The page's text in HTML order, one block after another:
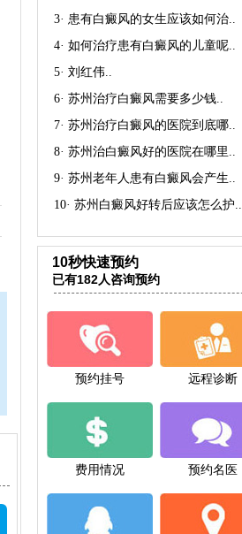
3· 患有白癜风的女生应该如何治..
4· 如何治疗患有白癜风的儿童呢..
5· 刘红伟..
6· 苏州治疗白癜风需要多少钱..
7· 苏州治疗白癜风的医院到底哪..
8· 苏州治白癜风好的医院在哪里 ..
9· 苏州老年人患有白癜风会产生..
10· 苏州白癜风好转后应该怎么护..
10秒快速预约
已有182人咨询预约
预约挂号 远程诊断
费用情况 预约名医